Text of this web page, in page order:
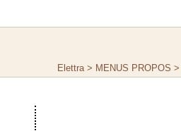
Elettra > MENUS PROPOS >